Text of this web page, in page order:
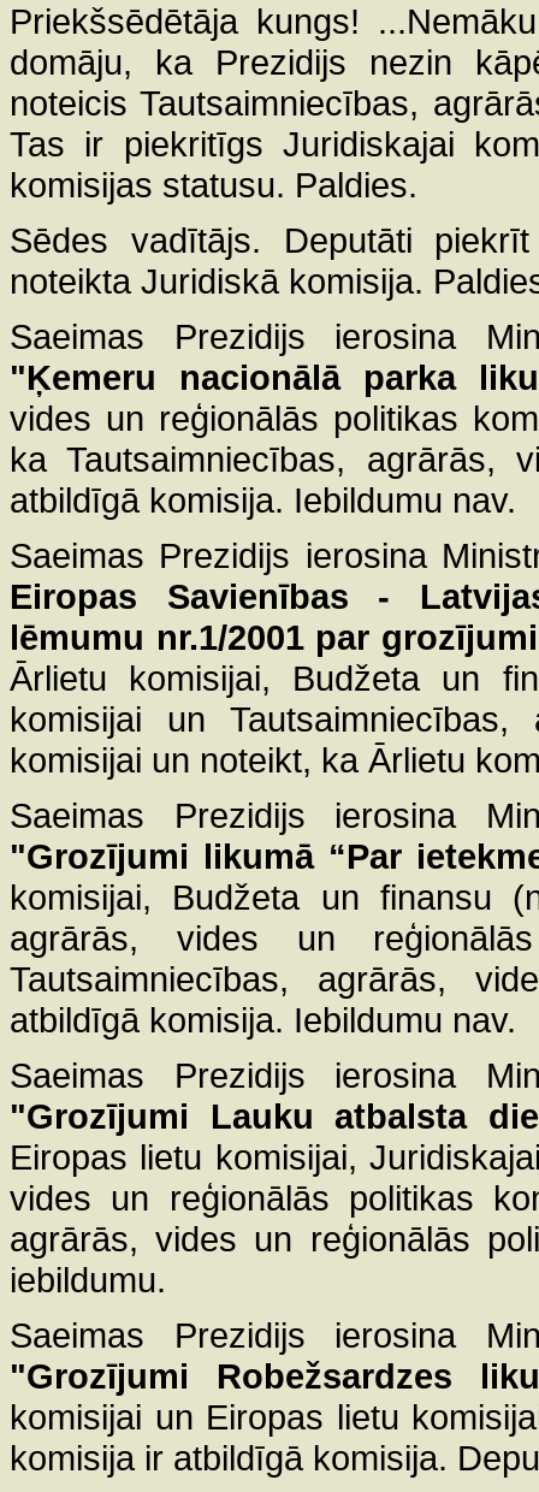
Priekšsēdētāja kungs!
domāju, ka Prezidijs nezin
noteicis Tautsaimniecības,
Tas ir piekritīgs Juridiskajai
komisijas statusu. Paldies.
Sēdes vadītājs. Deputāti
noteikta Juridiskā komisija.
Saeimas Prezidijs ierosina
"Ķemeru nacionālā parka
vides un reģionālās politikas
ka Tautsaimniecības, agrārās,
atbildīgā komisija. Iebildumu nav.
Saeimas Prezidijs ierosina
Eiropas Savienības -
lēmumu nr.1/2001 par
Ārlietu komisijai, Budžeta un
komisijai un
komisijai un noteikt, ka Ārlietu
Saeimas Prezidijs ierosina
"Grozījumi likumā “Par
komisijai, Budžeta un finansu
agrārās, vides un
Tautsaimniecības, agrārās,
atbildīgā komisija. Iebildumu nav.
Saeimas Prezidijs ierosina
"Grozījumi Lauku atbalsta
Eiropas lietu komisijai,
vides un reģionālās politikas
agrārās, vides un reģionālās
iebildumu.
Saeimas Prezidijs ierosina
"Grozījumi Robežsardzes
komisijai un Eiropas lietu
komisija ir atbildīgā komisija.